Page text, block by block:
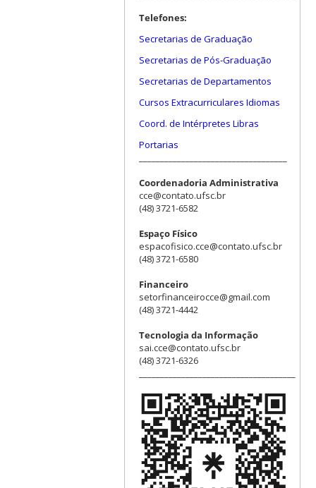
Telefones:
Secretarias de Graduação
Secretarias de Pós-Graduação
Secretarias de Departamentos
Cursos Extracurriculares Idiomas
Coord. de Intérpretes Libras
Portarias
Coordenadoria Administrativa
cce@contato.ufsc.br
(48) 3721-6582
Espaço Físico
espacofisico.cce@contato.ufsc.br
(48) 3721-6580
Financeiro
setorfinanceirocce@gmail.com
(48) 3721-4442
Tecnologia da Informação
sai.cce@contato.ufsc.br
(48) 3721-6326